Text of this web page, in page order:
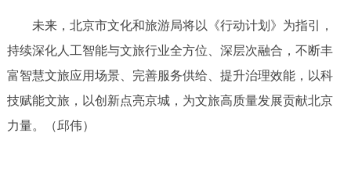
未来，北京市文化和旅游局将以《行动计划》为指引，
持续深化人工智能与文旅行业全方位、深层次融合，不断丰
富智慧文旅应用场景、完善服务供给、提升治理效能，以科
技赋能文旅，以创新点亮京城，为文旅高质量发展贡献北京
力量。（邱伟）